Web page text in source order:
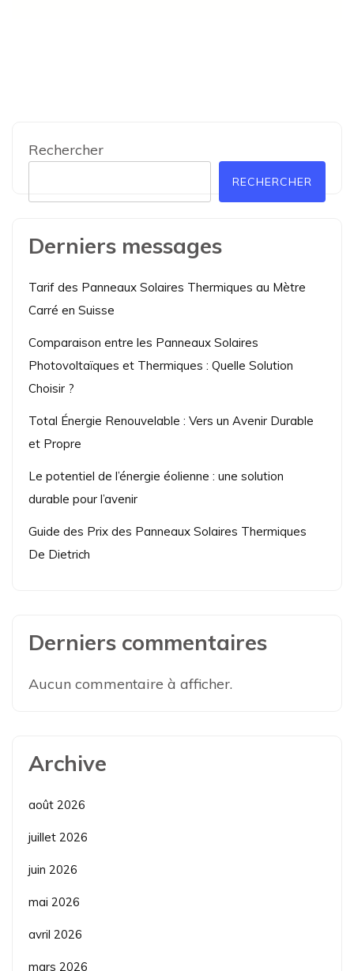
Rechercher
RECHERCHER
Derniers messages
Tarif des Panneaux Solaires Thermiques au Mètre
Carré en Suisse
Comparaison entre les Panneaux Solaires
Photovoltaïques et Thermiques : Quelle Solution
Choisir ?
Total Énergie Renouvelable : Vers un Avenir Durable
et Propre
Le potentiel de l’énergie éolienne : une solution
durable pour l’avenir
Guide des Prix des Panneaux Solaires Thermiques
De Dietrich
Derniers commentaires
Aucun commentaire à afficher.
Archive
août 2026
juillet 2026
juin 2026
mai 2026
avril 2026
mars 2026